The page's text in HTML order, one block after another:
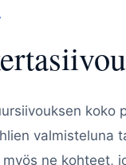
valmisteluna
ne kohteet,